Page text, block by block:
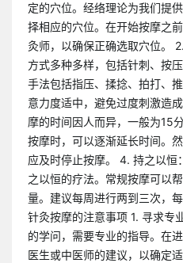
定的穴位。经络理论为我们提
择相应的穴位。在开始按摩之
灸师，以确保正确选取穴位。
方式多种多样，包括针刺、按
手法包括指压、揉捻、拍打、
意力度适中，避免过度刺激造
摩的时间因人而异，一般为15
按摩时，可以逐渐延长时间。
应及时停止按摩。 4. 持之以恒
之以恒的疗法。常规按摩可以
量。建议每周进行两到三次，
针灸按摩的注意事项 1. 寻求专
的学问，需要专业的指导。在
医生或中医师的建议，以确定